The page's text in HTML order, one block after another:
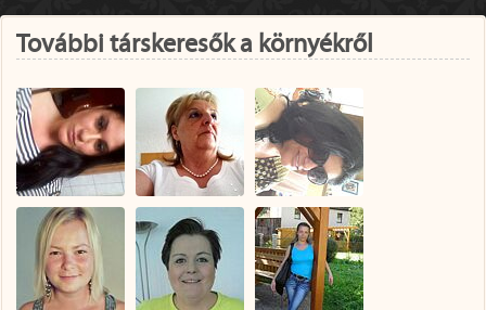
További társkeresők a környékről